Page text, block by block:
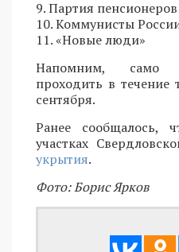
9. Партия пенсионеров
10. Коммунисты
11. «Новые люди»
Напомним, само
проходить в
сентября.
Ранее сообщалось,
участках
укрытия.
Фото: Борис Ярков